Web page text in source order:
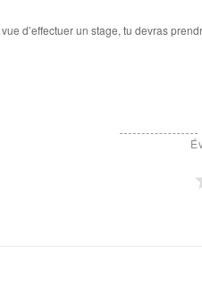
d’effectuer un stage, tu devras